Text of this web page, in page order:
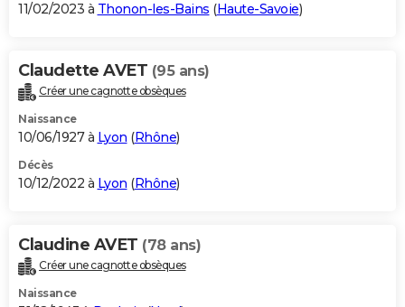
11/02/2023 à Thonon-les-Bains (Haute-Savoie)
Claudette AVET (95 ans)
Créer une cagnotte obsèques
Naissance
10/06/1927 à Lyon (Rhône)
Décès
10/12/2022 à Lyon (Rhône)
Claudine AVET (78 ans)
Créer une cagnotte obsèques
Naissance